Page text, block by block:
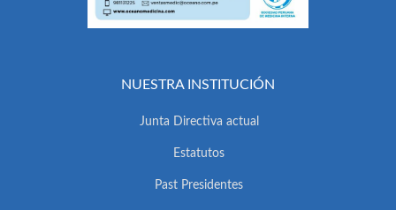
NUESTRA INSTITUCIÓN
Junta Directiva actual
Estatutos
Past Presidentes